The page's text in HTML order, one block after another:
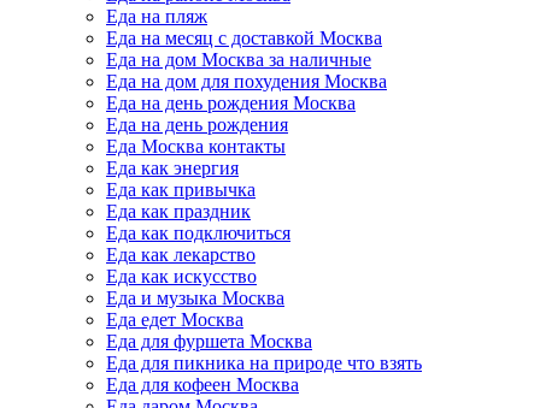
Еда на пляж
Еда на месяц с доставкой Москва
Еда на дом Москва за наличные
Еда на дом для похудения Москва
Еда на день рождения Москва
Еда на день рождения
Еда Москва контакты
Еда как энергия
Еда как привычка
Еда как праздник
Еда как подключиться
Еда как лекарство
Еда как искусство
Еда и музыка Москва
Еда едет Москва
Еда для фуршета Москва
Еда для пикника на природе что взять
Еда для кофеен Москва